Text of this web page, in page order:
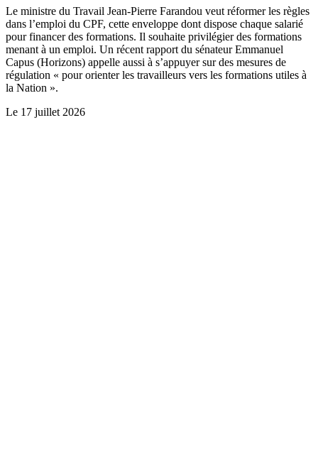
Le ministre du Travail Jean-Pierre Farandou veut réformer les règles
dans l’emploi du CPF, cette enveloppe dont dispose chaque salarié
pour financer des formations. Il souhaite privilégier des formations
menant à un emploi. Un récent rapport du sénateur Emmanuel
Capus (Horizons) appelle aussi à s’appuyer sur des mesures de
régulation « pour orienter les travailleurs vers les formations utiles à
la Nation ».
Le 17 juillet 2026